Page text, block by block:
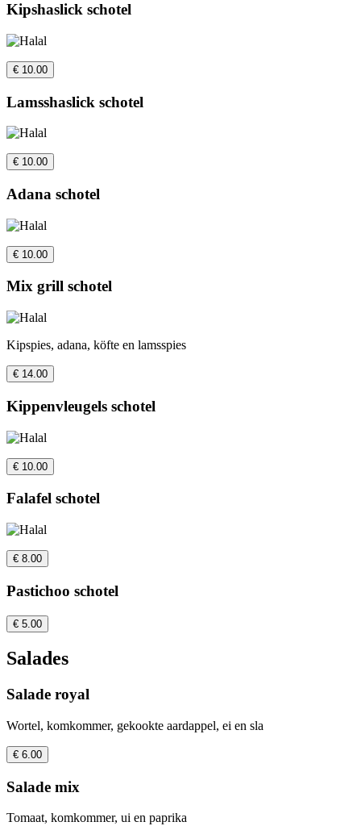
Kipshaslick schotel
€ 10.00
Lamsshaslick schotel
€ 10.00
Adana schotel
€ 10.00
Mix grill schotel
Kipspies, adana, köfte en lamsspies
€ 14.00
Kippenvleugels schotel
€ 10.00
Falafel schotel
€ 8.00
Pastichoo schotel
€ 5.00
Salades
Salade royal
Wortel, komkommer, gekookte aardappel, ei en sla
€ 6.00
Salade mix
Tomaat, komkommer, ui en paprika